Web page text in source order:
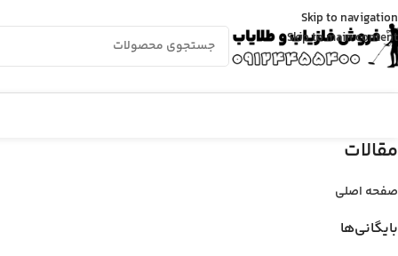
Skip to navigation
Skip to main content
مقالات
صفحه اصلی
بایگانی‌ها